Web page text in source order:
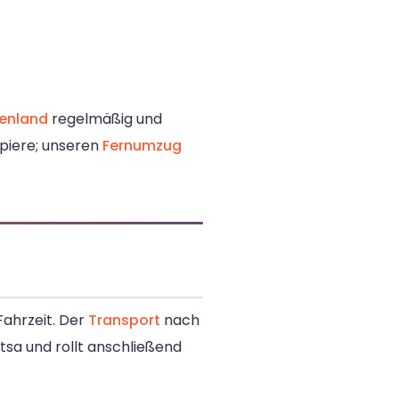
regelmäßig und
unseren Fernumzug
Der Transport nach
und rollt anschließend